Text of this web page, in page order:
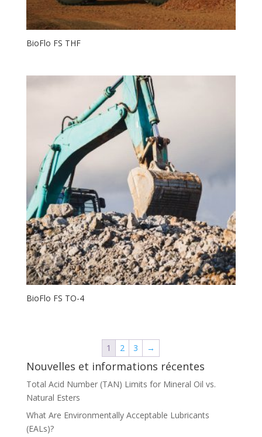
BioFlo FS THF
BioFlo FS TO-4
1 2 3 →
Nouvelles et informations récentes
Total Acid Number (TAN) Limits for Mineral Oil vs.
Natural Esters
What Are Environmentally Acceptable Lubricants
(EALs)?